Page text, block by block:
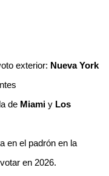
exterior: Nueva York
de Miami y Los
en el padrón en la
en 2026.